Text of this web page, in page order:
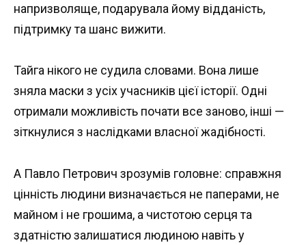
напризволяще, подарувала йому відданість,
підтримку та шанс вижити.
Тайга нікого не судила словами. Вона лише
зняла маски з усіх учасників цієї історії. Одні
отримали можливість почати все заново, інші —
зіткнулися з наслідками власної жадібності.
А Павло Петрович зрозумів головне: справжня
цінність людини визначається не паперами, не
майном і не грошима, а чистотою серця та
здатністю залишатися людиною навіть у